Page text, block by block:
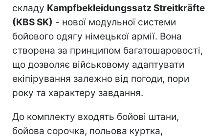
складу Kampfbekleidungssatz Streitkräfte
(KBS SK) - нової модульної системи
бойового одягу німецької армії. Вона
створена за принципом багатошаровості,
що дозволяє військовому адаптувати
екіпірування залежно від погоди, пори
року та характеру завдання.
До комплекту входять бойові штани,
бойова сорочка, польова куртка,